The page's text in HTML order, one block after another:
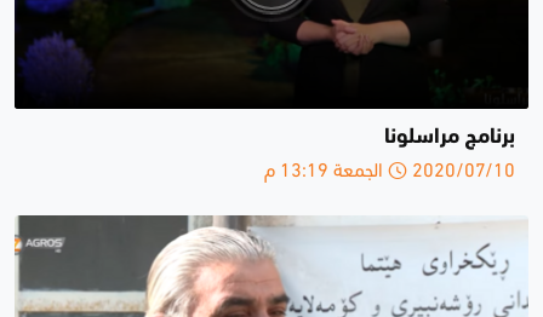
برنامج مراسلونا
2020/07/10 الجمعة 13:19 م